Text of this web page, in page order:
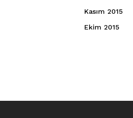
Kasım 2015
Ekim 2015